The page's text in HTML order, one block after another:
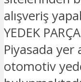
alışveriş
YEDEK
Piyasada yer
otomotiv